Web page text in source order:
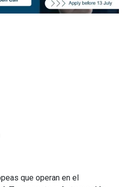
que operan en el